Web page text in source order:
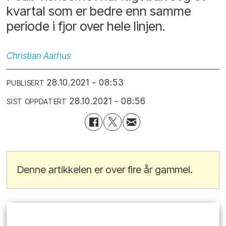
kvartal som er bedre enn samme
periode i fjor over hele linjen.
Christian Aarhus
PUBLISERT 28.10.2021 - 08:53
SIST OPPDATERT 28.10.2021 - 08:56
Denne artikkelen er over fire år gammel.